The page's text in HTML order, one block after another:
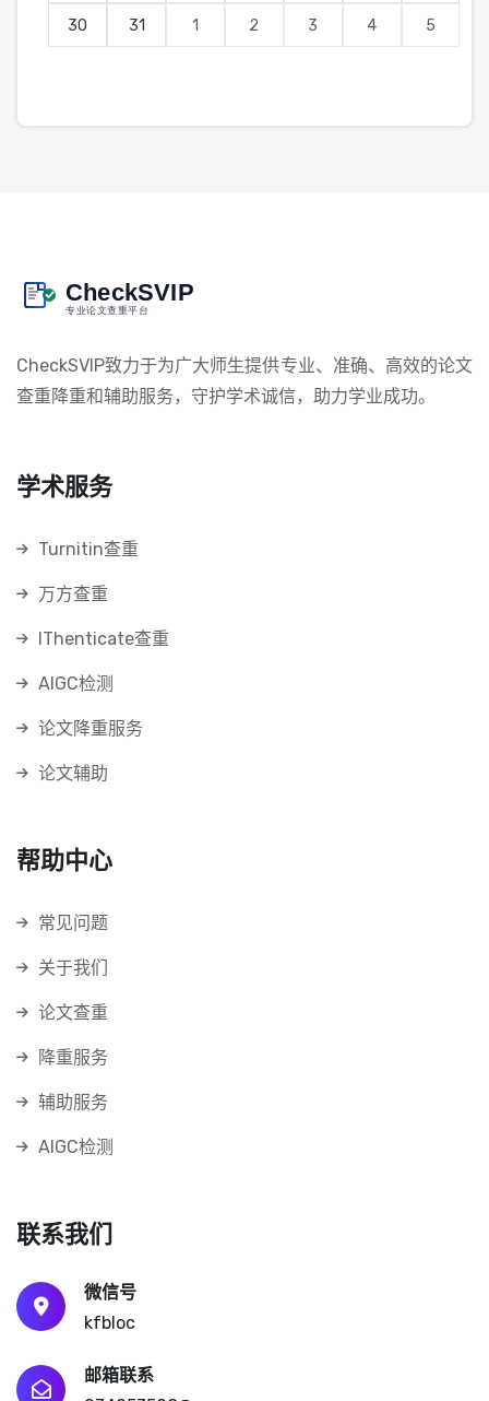
30 31 1 2 3 4 5
CheckSVIP致力于为广大师生提供专业、准确、高效的论文
查重降重和辅助服务，守护学术诚信，助力学业成功。
学术服务
Turnitin查重
万方查重
IThenticate查重
AIGC检测
论文降重服务
论文辅助
帮助中心
常见问题
关于我们
论文查重
降重服务
辅助服务
AIGC检测
联系我们
微信号
kfbloc
邮箱联系